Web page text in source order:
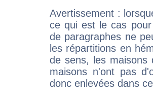
Avertissement :
ce qui est le cas
de paragraphes ne
les répartitions en
de sens, les maisons
maisons n'ont pas
donc enlevées dans